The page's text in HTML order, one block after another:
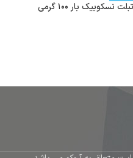
تبلت نسکوییک بار ۱۰۰ گرمی